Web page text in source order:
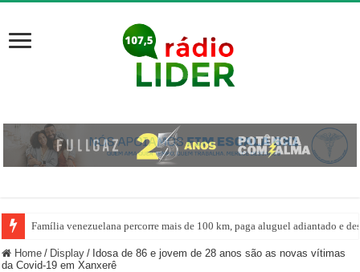
Família venezuelana percorre mais de 100 km, paga aluguel adiantado e
Home / Display / Idosa de 86 e jovem de 28 anos são as novas vítimas
da Covid-19 em Xanxerê